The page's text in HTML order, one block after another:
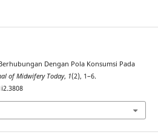
Dengan Pola Konsumsi Pada
of Midwifery Today, 1(2), 1–6.